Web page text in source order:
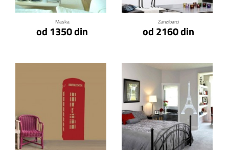
Maska
od 1350 din
Zanzibarci
od 2160 din
Klikni za detalje Klikni za detalje